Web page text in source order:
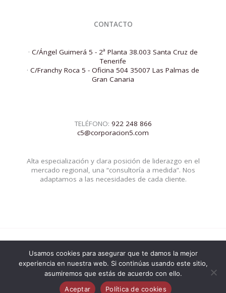
CONTACTO
· C/Ángel Guimerá 5 - 2ª Planta 38.003 Santa Cruz de
Tenerife
· C/Franchy Roca 5 - Oficina 504 35007 Las Palmas de
Gran Canaria
TELÉFONO: 922 248 866
c5@corporacion5.com
Alta especialización y clara posición de liderazgo en el
mercado regional, una “consultoría a medida”. Nos
adaptamos a las necesidades de cada cliente.
© 2026 Corporacion5 | Powered by Corporacion5
Usamos cookies para asegurar que te damos la mejor
experiencia en nuestra web. Si continúas usando este sitio,
asumiremos que estás de acuerdo con ello.
Aceptar
Política de cookies